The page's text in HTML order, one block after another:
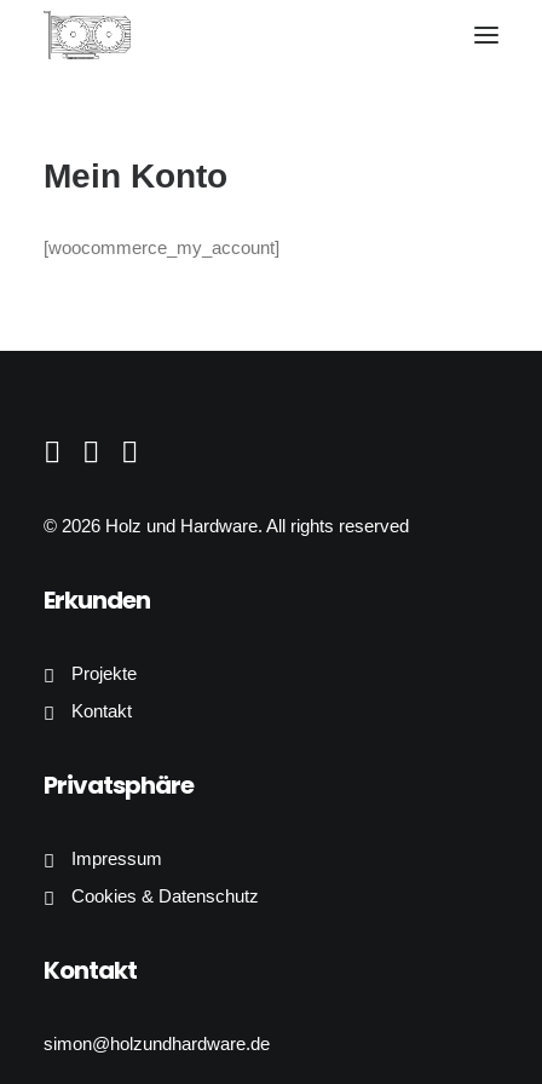
Mein Konto
[woocommerce_my_account]
© 2026 Holz und Hardware. All rights reserved
Erkunden
Projekte
Kontakt
Privatsphäre
Impressum
Cookies & Datenschutz
Kontakt
simon@holzundhardware.de